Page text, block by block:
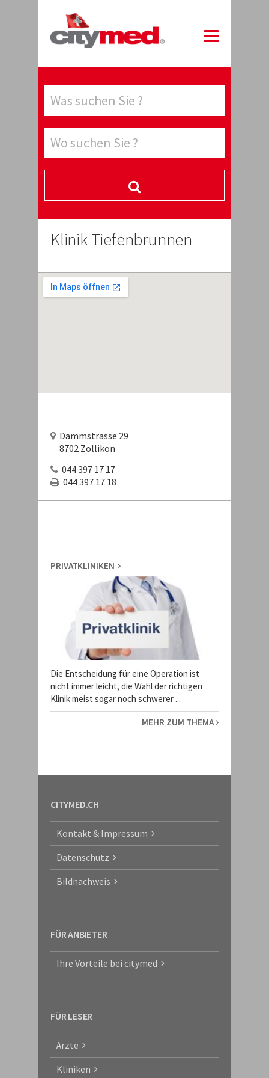
Klinik Tiefenbrunnen
Dammstrasse 29
8702 Zollikon
044 397 17 17
044 397 17 18
PRIVATKLINIKEN
Die Entscheidung für eine Operation ist
nicht immer leicht, die Wahl der richtigen
Klinik meist sogar noch schwerer ...
MEHR ZUM THEMA
CITYMED.CH
Kontakt & Impressum
Datenschutz
Bildnachweis
FÜR ANBIETER
Ihre Vorteile bei citymed
FÜR LESER
Ärzte
Kliniken